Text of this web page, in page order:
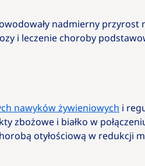
nadmierny przyrost
i leczenie choroby
nawyków żywieniowych i
zbożowe i białko w
otyłościową w redukcji